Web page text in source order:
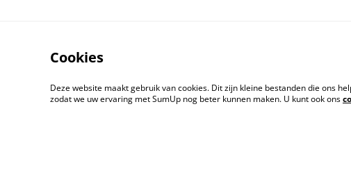
Cookies
Deze website maakt gebruik van cookies. Dit zijn kleine bestanden die ons
zodat we uw ervaring met SumUp nog beter kunnen maken. U kunt ook ons